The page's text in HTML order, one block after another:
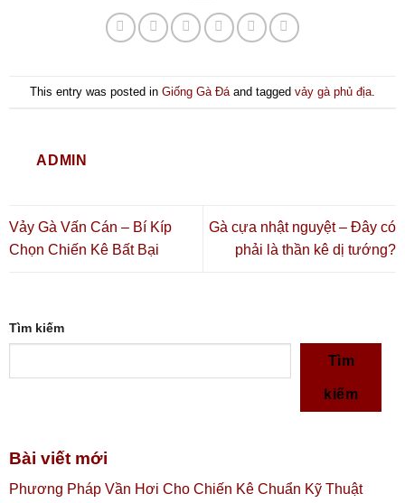
This entry was posted in Giống Gà Đá and tagged vảy gà phủ địa
ADMIN
Vảy Gà Vấn Cán – Bí Kíp
Chọn Chiến Kê Bất Bại
Gà cựa nhật nguyệt – Đây có
phải là thần kê dị tướng?
Tìm kiếm
Tìm
kiếm
Bài viết mới
Phương Pháp Vần Hơi Cho Chiến Kê Chuẩn Kỹ Thuật